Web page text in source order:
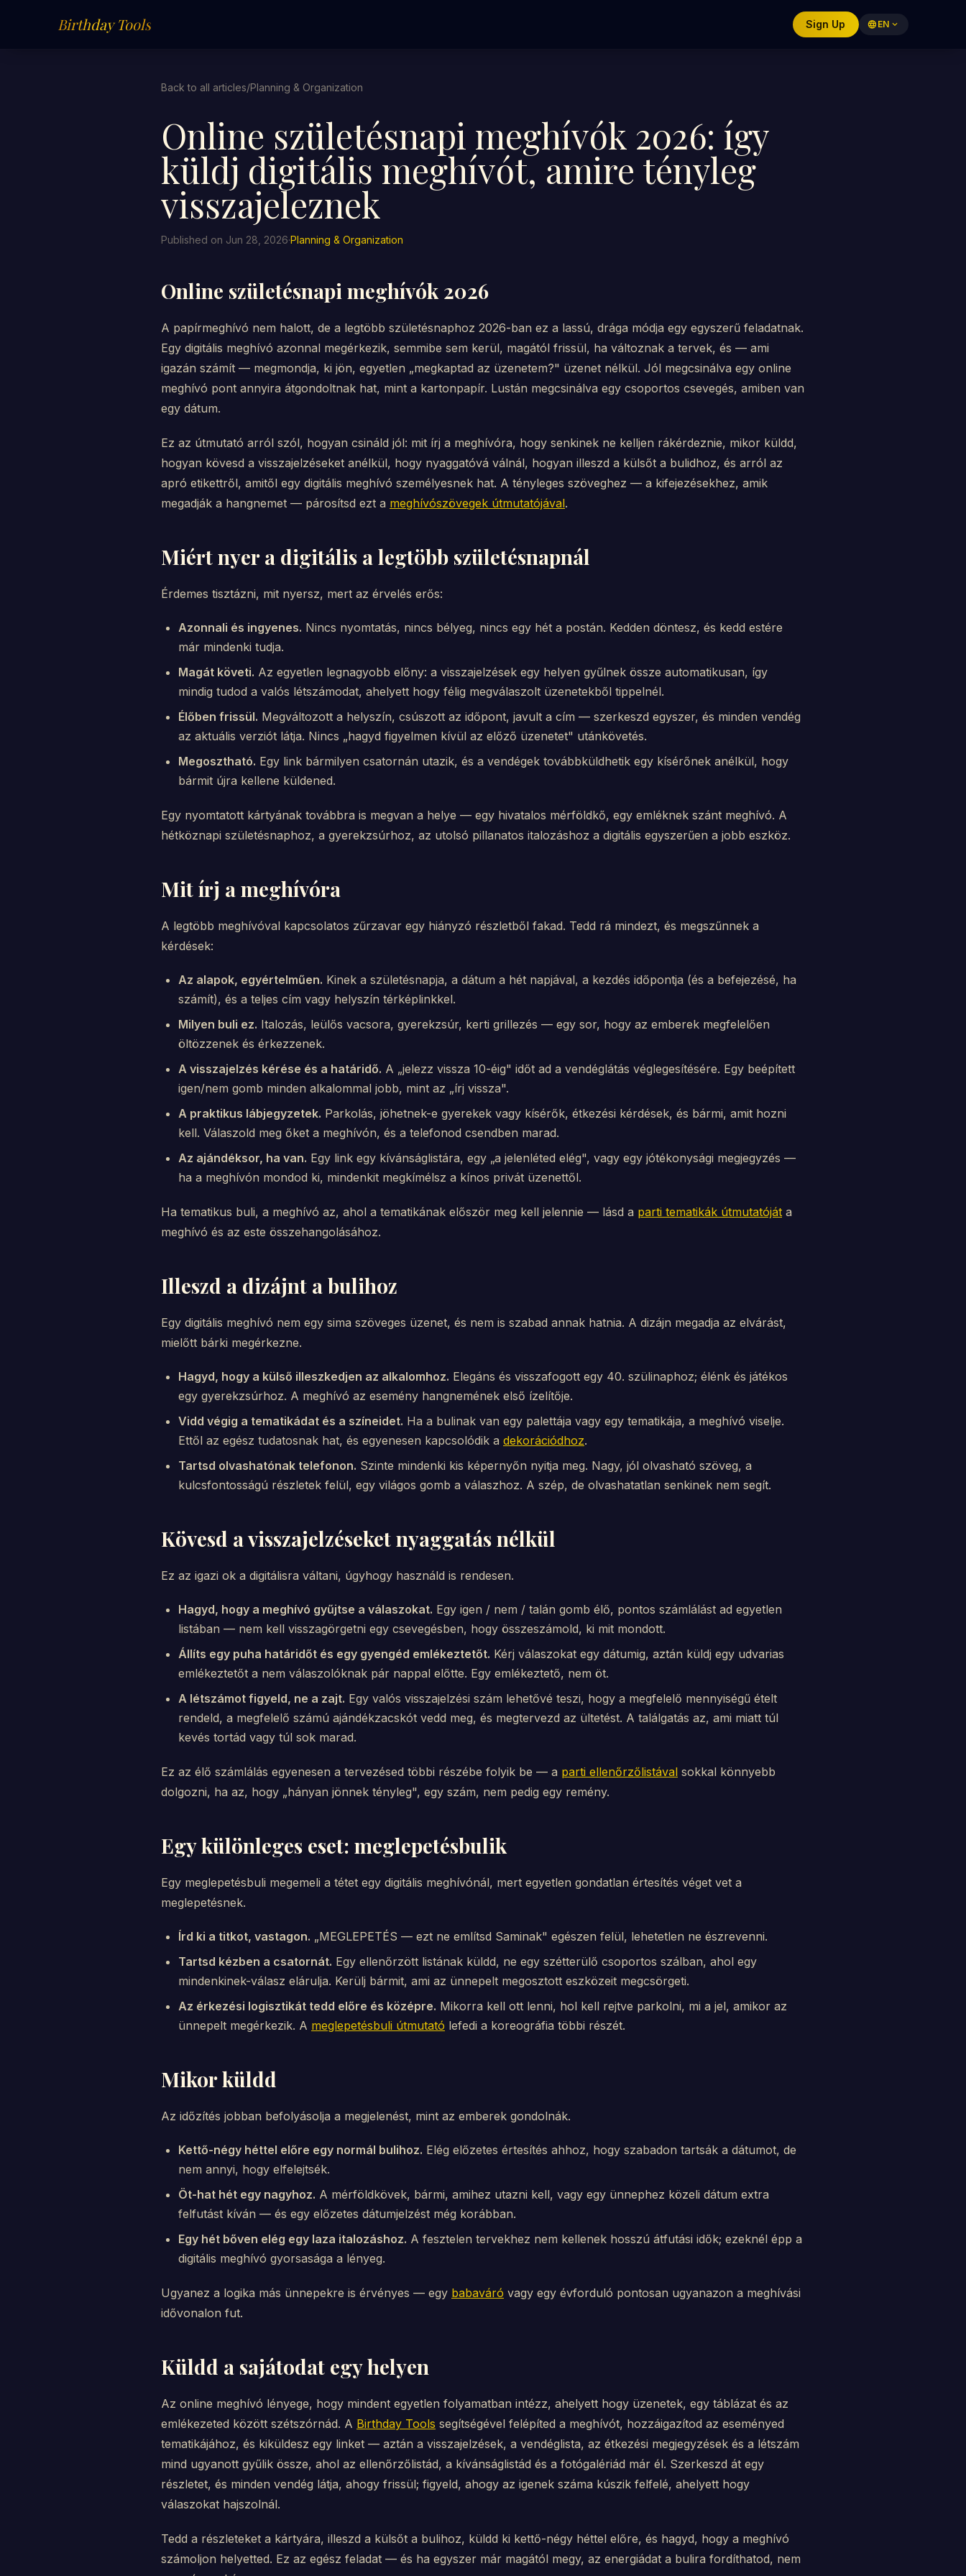
Birthday Tools Sign Up language EN expand_more
Back to all articles/Planning & Organization
Online születésnapi meghívók 2026: így
küldj digitális meghívót, amire tényleg
visszajeleznek
Published on Jun 28, 2026·Planning & Organization
Online születésnapi meghívók 2026
A papírmeghívó nem halott, de a legtöbb születésnaphoz 2026-ban ez a lassú, drága módja egy egyszerű feladatnak.
Egy digitális meghívó azonnal megérkezik, semmibe sem kerül, magától frissül, ha változnak a tervek, és — ami
igazán számít — megmondja, ki jön, egyetlen „megkaptad az üzenetem?" üzenet nélkül. Jól megcsinálva egy online
meghívó pont annyira átgondoltnak hat, mint a kartonpapír. Lustán megcsinálva egy csoportos csevegés, amiben van
egy dátum.
Ez az útmutató arról szól, hogyan csináld jól: mit írj a meghívóra, hogy senkinek ne kelljen rákérdeznie, mikor küldd,
hogyan kövesd a visszajelzéseket anélkül, hogy nyaggatóvá válnál, hogyan illeszd a külsőt a bulidhoz, és arról az
apró etikettről, amitől egy digitális meghívó személyesnek hat. A tényleges szöveghez — a kifejezésekhez, amik
megadják a hangnemet — párosítsd ezt a meghívószövegek útmutatójával.
Miért nyer a digitális a legtöbb születésnapnál
Érdemes tisztázni, mit nyersz, mert az érvelés erős:
Azonnali és ingyenes. Nincs nyomtatás, nincs bélyeg, nincs egy hét a postán. Kedden döntesz, és kedd estére
már mindenki tudja.
Magát követi. Az egyetlen legnagyobb előny: a visszajelzések egy helyen gyűlnek össze automatikusan, így
mindig tudod a valós létszámodat, ahelyett hogy félig megválaszolt üzenetekből tippelnél.
Élőben frissül. Megváltozott a helyszín, csúszott az időpont, javult a cím — szerkeszd egyszer, és minden vendég
az aktuális verziót látja. Nincs „hagyd figyelmen kívül az előző üzenetet" utánkövetés.
Megosztható. Egy link bármilyen csatornán utazik, és a vendégek továbbküldhetik egy kísérőnek anélkül, hogy
bármit újra kellene küldened.
Egy nyomtatott kártyának továbbra is megvan a helye — egy hivatalos mérföldkő, egy emléknek szánt meghívó. A
hétköznapi születésnaphoz, a gyerekzsúrhoz, az utolsó pillanatos italozáshoz a digitális egyszerűen a jobb eszköz.
Mit írj a meghívóra
A legtöbb meghívóval kapcsolatos zűrzavar egy hiányzó részletből fakad. Tedd rá mindezt, és megszűnnek a
kérdések:
Az alapok, egyértelműen. Kinek a születésnapja, a dátum a hét napjával, a kezdés időpontja (és a befejezésé, ha
számít), és a teljes cím vagy helyszín térképlinkkel.
Milyen buli ez. Italozás, leülős vacsora, gyerekzsúr, kerti grillezés — egy sor, hogy az emberek megfelelően
öltözzenek és érkezzenek.
A visszajelzés kérése és a határidő. A „jelezz vissza 10-éig" időt ad a vendéglátás véglegesítésére. Egy beépített
igen/nem gomb minden alkalommal jobb, mint az „írj vissza".
A praktikus lábjegyzetek. Parkolás, jöhetnek-e gyerekek vagy kísérők, étkezési kérdések, és bármi, amit hozni
kell. Válaszold meg őket a meghívón, és a telefonod csendben marad.
Az ajándéksor, ha van. Egy link egy kívánságlistára, egy „a jelenléted elég", vagy egy jótékonysági megjegyzés —
ha a meghívón mondod ki, mindenkit megkímélsz a kínos privát üzenettől.
Ha tematikus buli, a meghívó az, ahol a tematikának először meg kell jelennie — lásd a parti tematikák útmutatóját a
meghívó és az este összehangolásához.
Illeszd a dizájnt a bulihoz
Egy digitális meghívó nem egy sima szöveges üzenet, és nem is szabad annak hatnia. A dizájn megadja az elvárást,
mielőtt bárki megérkezne.
Hagyd, hogy a külső illeszkedjen az alkalomhoz. Elegáns és visszafogott egy 40. szülinaphoz; élénk és játékos
egy gyerekzsúrhoz. A meghívó az esemény hangnemének első ízelítője.
Vidd végig a tematikádat és a színeidet. Ha a bulinak van egy palettája vagy egy tematikája, a meghívó viselje.
Ettől az egész tudatosnak hat, és egyenesen kapcsolódik a dekorációdhoz.
Tartsd olvashatónak telefonon. Szinte mindenki kis képernyőn nyitja meg. Nagy, jól olvasható szöveg, a
kulcsfontosságú részletek felül, egy világos gomb a válaszhoz. A szép, de olvashatatlan senkinek nem segít.
Kövesd a visszajelzéseket nyaggatás nélkül
Ez az igazi ok a digitálisra váltani, úgyhogy használd is rendesen.
Hagyd, hogy a meghívó gyűjtse a válaszokat. Egy igen / nem / talán gomb élő, pontos számlálást ad egyetlen
listában — nem kell visszagörgetni egy csevegésben, hogy összeszámold, ki mit mondott.
Állíts egy puha határidőt és egy gyengéd emlékeztetőt. Kérj válaszokat egy dátumig, aztán küldj egy udvarias
emlékeztetőt a nem válaszolóknak pár nappal előtte. Egy emlékeztető, nem öt.
A létszámot figyeld, ne a zajt. Egy valós visszajelzési szám lehetővé teszi, hogy a megfelelő mennyiségű ételt
rendeld, a megfelelő számú ajándékzacskót vedd meg, és megtervezd az ültetést. A találgatás az, ami miatt túl
kevés tortád vagy túl sok marad.
Ez az élő számlálás egyenesen a tervezésed többi részébe folyik be — a parti ellenőrzőlistával sokkal könnyebb
dolgozni, ha az, hogy „hányan jönnek tényleg", egy szám, nem pedig egy remény.
Egy különleges eset: meglepetésbulik
Egy meglepetésbuli megemeli a tétet egy digitális meghívónál, mert egyetlen gondatlan értesítés véget vet a
meglepetésnek.
Írd ki a titkot, vastagon. „MEGLEPETÉS — ezt ne említsd Saminak" egészen felül, lehetetlen ne észrevenni.
Tartsd kézben a csatornát. Egy ellenőrzött listának küldd, ne egy szétterülő csoportos szálban, ahol egy
mindenkinek-válasz elárulja. Kerülj bármit, ami az ünnepelt megosztott eszközeit megcsörgeti.
Az érkezési logisztikát tedd előre és középre. Mikorra kell ott lenni, hol kell rejtve parkolni, mi a jel, amikor az
ünnepelt megérkezik. A meglepetésbuli útmutató lefedi a koreográfia többi részét.
Mikor küldd
Az időzítés jobban befolyásolja a megjelenést, mint az emberek gondolnák.
Kettő-négy héttel előre egy normál bulihoz. Elég előzetes értesítés ahhoz, hogy szabadon tartsák a dátumot, de
nem annyi, hogy elfelejtsék.
Öt-hat hét egy nagyhoz. A mérföldkövek, bármi, amihez utazni kell, vagy egy ünnephez közeli dátum extra
felfutást kíván — és egy előzetes dátumjelzést még korábban.
Egy hét bőven elég egy laza italozáshoz. A fesztelen tervekhez nem kellenek hosszú átfutási idők; ezeknél épp a
digitális meghívó gyorsasága a lényeg.
Ugyanez a logika más ünnepekre is érvényes — egy babaváró vagy egy évforduló pontosan ugyanazon a meghívási
idővonalon fut.
Küldd a sajátodat egy helyen
Az online meghívó lényege, hogy mindent egyetlen folyamatban intézz, ahelyett hogy üzenetek, egy táblázat és az
emlékezeted között szétszórnád. A Birthday Tools segítségével felépíted a meghívót, hozzáigazítod az eseményed
tematikájához, és kiküldesz egy linket — aztán a visszajelzések, a vendéglista, az étkezési megjegyzések és a létszám
mind ugyanott gyűlik össze, ahol az ellenőrzőlistád, a kívánságlistád és a fotógalériád már él. Szerkeszd át egy
részletet, és minden vendég látja, ahogy frissül; figyeld, ahogy az igenek száma kúszik felfelé, ahelyett hogy
válaszokat hajszolnál.
Tedd a részleteket a kártyára, illeszd a külsőt a bulihoz, küldd ki kettő-négy héttel előre, és hagyd, hogy a meghívó
számoljon helyetted. Ez az egész feladat — és ha egyszer már magától megy, az energiádat a bulira fordíthatod, nem